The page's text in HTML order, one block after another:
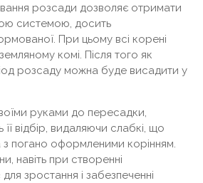
розсади дозволяє отримати
системою, досить
При цьому всі корені
комі. Після того як
розсаду можна буде висадити у
руками до пересадки,
відбір, видаляючи слабкі, що
з погано оформленими корінням.
навіть при створенні
зростання і забезпеченні